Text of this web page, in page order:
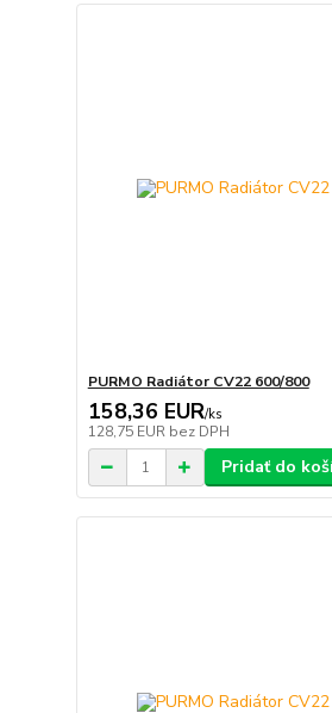
PURMO Radiátor CV22 600/800
158,36 EUR/ks
128,75 EUR bez DPH
Pridať do